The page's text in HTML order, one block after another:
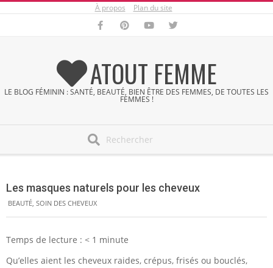
À propos Plan du site
ATOUT FEMME
LE BLOG FÉMININ : SANTÉ, BEAUTÉ, BIEN ÊTRE DES FEMMES, DE TOUTES LES
FEMMES !
Menu
Les masques naturels pour les cheveux
BEAUTÉ SOIN DES CHEVEUX
Temps de lecture : < 1 minute
Qu’elles aient les cheveux raides, crépus, frisés ou bouclés,